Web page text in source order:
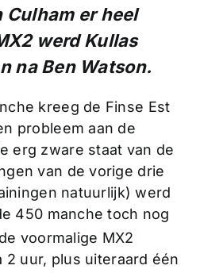
Culham er heel
werd Kullas
na Ben Watson.
kreeg de Finse Est
probleem aan de
erg zware staat van de
van de vorige drie
natuurlijk) werd
450 manche toch nog
voormalige MX2
2 uur, plus uiteraard één